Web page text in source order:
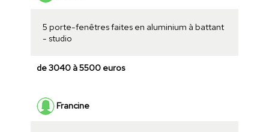
5 porte-fenêtres faites en aluminium à battant
- studio
de 3040 à 5500 euros
Francine